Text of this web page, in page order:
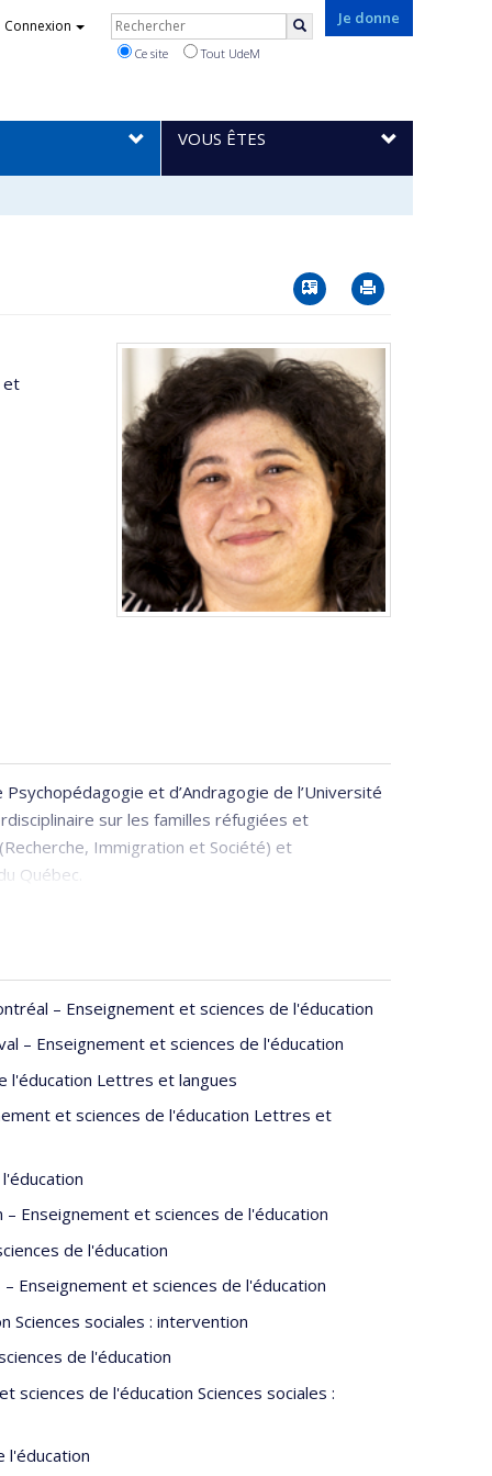
Je donne
Connexion Rechercher
Ce site Tout UdeM
VOUS ÊTES
Vcard
et
et d’Andragogie de l’Université
sur les familles réfugiées et
Immigration et Société) et
Québec.
(enseignement et recherche) à
de 2002 à 2010. Elle est installée au
portent sur le développement de l’enfant,
sur la santé mentale des jeunes, les
pré, péri et post migratoire des élèves
des élèves en milieu scolaire et visent
– Enseignement et sciences de l'éducation
– Enseignement et sciences de l'éducation
l'éducation Lettres et langues
et sciences de l'éducation Lettres et
Enseignement et sciences de l'éducation
de l'éducation
Enseignement et sciences de l'éducation
Sciences sociales : intervention
de l'éducation
de l'éducation Sciences sociales :
l'éducation